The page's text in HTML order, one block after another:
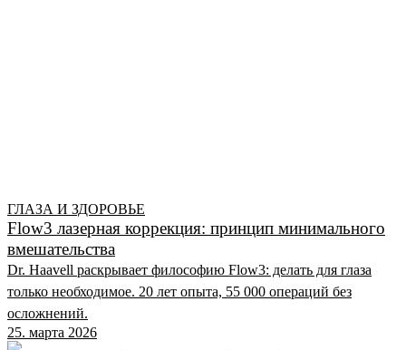
ГЛАЗА И ЗДОРОВЬЕ
Flow3 лазерная коррекция: принцип минимального
вмешательства
Dr. Haavell раскрывает философию Flow3: делать для глаза
только необходимое. 20 лет опыта, 55 000 операций без
осложнений.
25. марта 2026